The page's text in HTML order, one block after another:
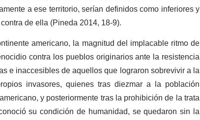
a ese territorio, serían definidos como inferiores y
de ella (Pineda 2014, 18-9).
americano, la magnitud del implacable ritmo de
contra los pueblos originarios ante la resistencia
e inaccesibles de aquellos que lograron sobrevivir a la
invasores, quienes tras diezmar a la población
y posteriormente tras la prohibición de la trata
su condición de humanidad, se quedaron sin la